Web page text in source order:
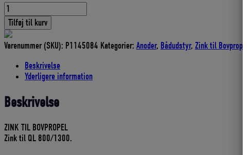
ZINKANODE
SIDEPOWER
(71180)
/
VOLVO
BOVPROPEL
Tilføj til kurv
Varenummer (SKU): P1145084 Kategorier: Anoder, Bådudstyr, Zink til Bovpropeller
Beskrivelse
Yderligere information
Beskrivelse
ZINK TIL BOVPROPEL
Zink til QL 800/1300.